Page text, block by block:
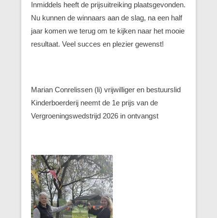
Inmiddels heeft de prijsuitreiking plaatsgevonden.
Nu kunnen de winnaars aan de slag, na een half
jaar komen we terug om te kijken naar het mooie
resultaat. Veel succes en plezier gewenst!
Marian Conrelissen (li) vrijwilliger en bestuurslid
Kinderboerderij neemt de 1e prijs van de
Vergroeningswedstrijd 2026 in ontvangst